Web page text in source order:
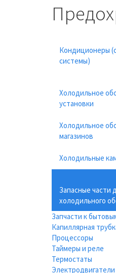
Кондиционеры
системы)
Холодильное
установки
Холодильное
магазинов
Холодильные
Запасные части
холодильного
Запчасти к
Капиллярная
Процессоры
Таймеры и реле
Термостаты
Электродвигатели